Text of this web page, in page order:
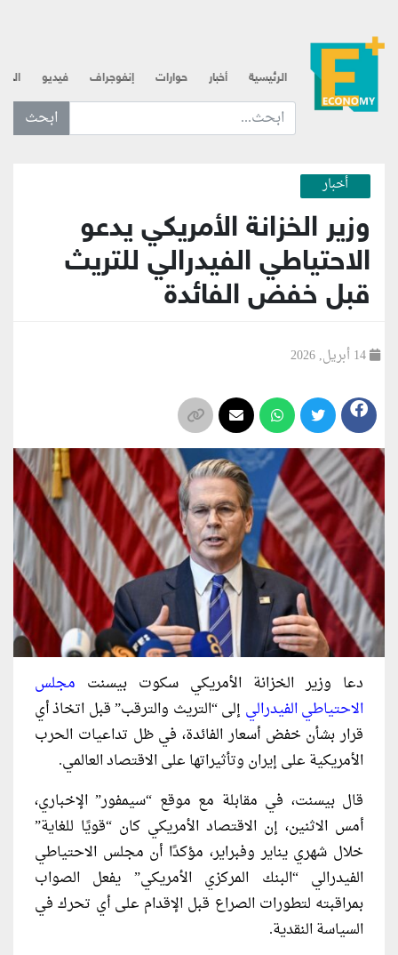
الرئيسية أخبار حوارات إنفوجراف فيديو
ابحث عن... :
أخبار
وزير الخزانة الأمريكي يدعو
الاحتياطي الفيدرالي للتريث
قبل خفض الفائدة
دعا وزير الخزانة الأمريكي سكوت بيسنت مجلس
الاحتياطي الفيدرالي إلى “التريث والترقب” قبل اتخاذ أي
قرار بشأن خفض أسعار الفائدة، في ظل تداعيات الحرب
الأمريكية على إيران وتأثيراتها على الاقتصاد العالمي.
قال بيسنت، في مقابلة مع موقع “سيمفور” الإخباري،
أمس الاثنين، إن الاقتصاد الأمريكي كان “قويًا للغاية”
خلال شهري يناير وفبراير، مؤكدًا أن مجلس الاحتياطي
الفيدرالي “البنك المركزي الأمريكي” يفعل الصواب
بمراقبته لتطورات الصراع قبل الإقدام على أي تحرك في
السياسة النقدية.